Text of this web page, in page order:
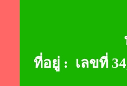
ที่อยู่ : เลขที่